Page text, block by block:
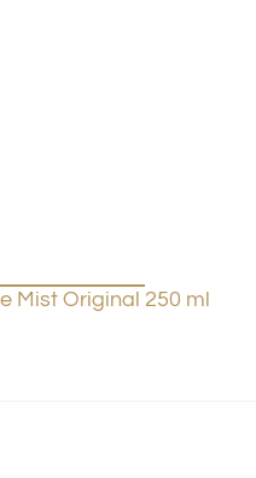
Mist Original 250 ml